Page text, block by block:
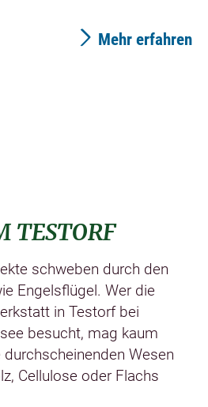
Mehr erfahren
TESTORF
schweben durch den
Engelsflügel. Wer die
in Testorf bei
besucht, mag kaum
Wesen
Cellulose oder Flachs